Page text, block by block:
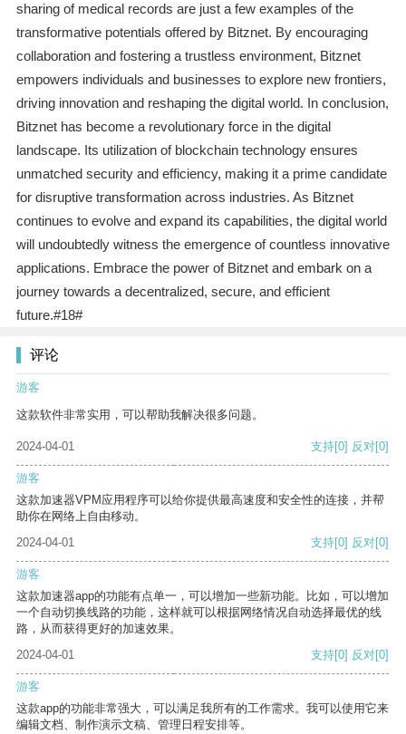
sharing of medical records are just a few examples of the
transformative potentials offered by Bitznet. By encouraging
collaboration and fostering a trustless environment, Bitznet
empowers individuals and businesses to explore new frontiers,
driving innovation and reshaping the digital world. In conclusion,
Bitznet has become a revolutionary force in the digital
landscape. Its utilization of blockchain technology ensures
unmatched security and efficiency, making it a prime candidate
for disruptive transformation across industries. As Bitznet
continues to evolve and expand its capabilities, the digital world
will undoubtedly witness the emergence of countless innovative
applications. Embrace the power of Bitznet and embark on a
journey towards a decentralized, secure, and efficient
future.#18#
评论
游客
这款软件非常实用，可以帮助我解决很多问题。
2024-04-01 支持[0] 反对[0]
游客
这款加速器VPM应用程序可以给你提供最高速度和安全性的连接，并帮
助你在网络上自由移动。
2024-04-01
支持[0] 反对[0]
游客
这款加速器app的功能有点单一，可以增加一些新功能。比如，可以增加
一个自动切换线路的功能，这样就可以根据网络情况自动选择最优的线
路，从而获得更好的加速效果。
2024-04-01
支持[0] 反对[0]
游客
这款app的功能非常强大，可以满足我所有的工作需求。我可以使用它来
编辑文档、制作演示文稿、管理日程安排等。